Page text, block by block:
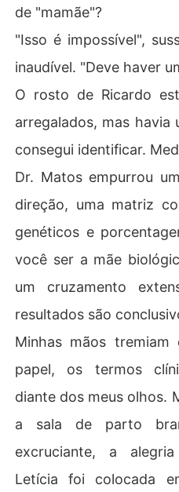
de "mamãe"?
"Isso é impossível",
inaudível. "Deve haver
O rosto de Ricardo
arregalados, mas havia
consegui identificar.
Dr. Matos empurrou
direção, uma matriz
genéticos e
você ser a mãe
um cruzamento
resultados são
Minhas mãos
papel, os termos
diante dos meus olhos.
a sala de parto
excruciante, a
Letícia foi colocada